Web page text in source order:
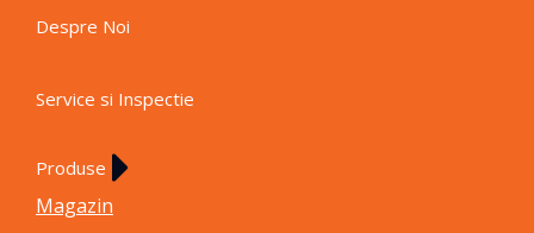
Despre Noi
Service si Inspectie
Produse
Magazin